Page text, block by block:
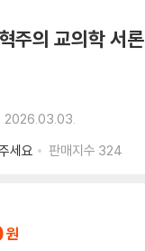
주의 교의학 서론
2026.03.03.
세요
판매지수 324